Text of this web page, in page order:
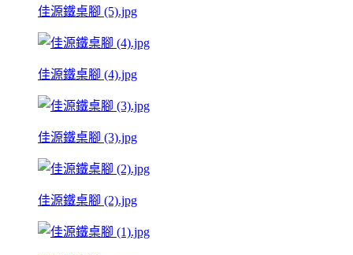
佳源鐵桌腳 (5).jpg
佳源鐵桌腳 (4).jpg
佳源鐵桌腳 (3).jpg
佳源鐵桌腳 (2).jpg